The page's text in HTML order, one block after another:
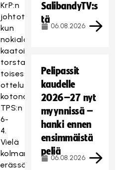
KrP:n
johtotähti
kun
nokialaiset
kaatoivat
torstain
toisessa
ottelussa
kotonaan
TPS:n
6-
4.
Vielä
kolmannessa
erässä
SalibandyTV:s
tä
06.08.2026
Pelipassit
kaudelle
2026–27 nyt
myynnissä –
hanki ennen
ensimmäistä
peliä
06.08.2026